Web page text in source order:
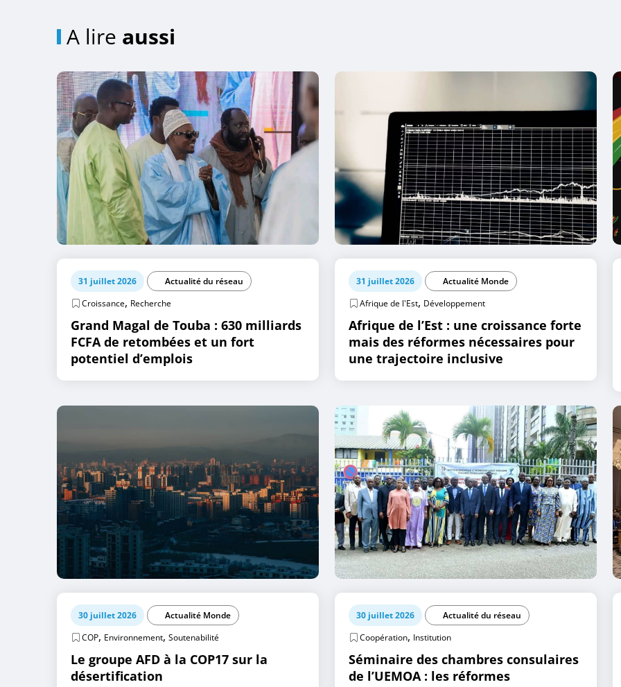
A lire aussi
31 juillet 2026
Actualité du réseau
Croissance, Recherche
Grand Magal de Touba : 630 milliards
FCFA de retombées et un fort
potentiel d’emplois
31 juillet 2026
Actualité Monde
Afrique de l'Est, Développement
Afrique de l’Est : une croissance forte
mais des réformes nécessaires pour
une trajectoire inclusive
30 juillet 2026
Actualité Monde
COP, Environnement, Soutenabilité
Le groupe AFD à la COP17 sur la
désertification
30 juillet 2026
Actualité du réseau
Coopération, Institution
Séminaire des chambres consulaires
de l’UEMOA : les réformes